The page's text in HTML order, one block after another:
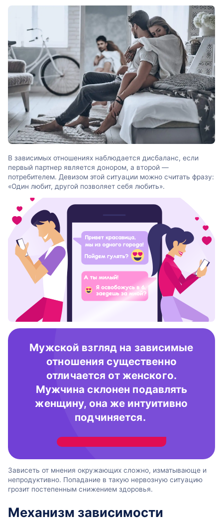
В зависимых отношениях наблюдается дисбаланс, если
первый партнер является донором, а второй —
потребителем. Девизом этой ситуации можно считать фразу:
«Один любит, другой позволяет себя любить».
Мужской взгляд на зависимые
отношения существенно
отличается от женского.
Мужчина склонен подавлять
женщину, она же интуитивно
подчиняется.
Зависеть от мнения окружающих сложно, изматывающе и
непродуктивно. Попадание в такую нервозную ситуацию
грозит постепенным снижением здоровья.
Механизм зависимости